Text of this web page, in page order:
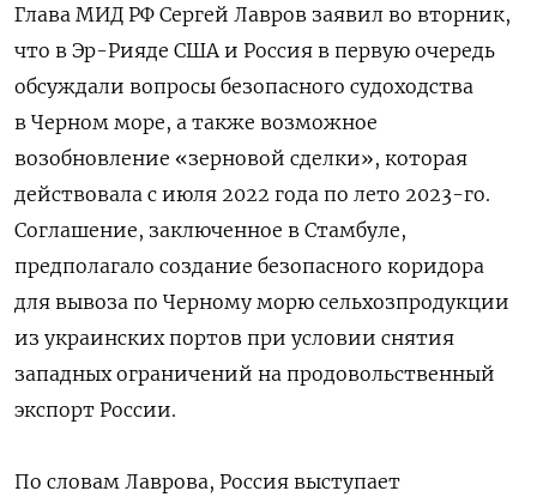
Глава МИД РФ Сергей Лавров заявил во вторник,
что в Эр-Рияде США и Россия в первую очередь
обсуждали вопросы безопасного судоходства
в Черном море, а также возможное
возобновление «зерновой сделки», которая
действовала с июля 2022 года по лето 2023-го.
Соглашение, заключенное в Стамбуле,
предполагало создание безопасного коридора
для вывоза по Черному морю сельхозпродукции
из украинских портов при условии снятия
западных ограничений на продовольственный
экспорт России.
По словам Лаврова, Россия выступает